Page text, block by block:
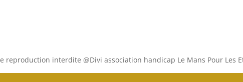
reproduction interdite @Divi association handicap Le Mans Pour Les